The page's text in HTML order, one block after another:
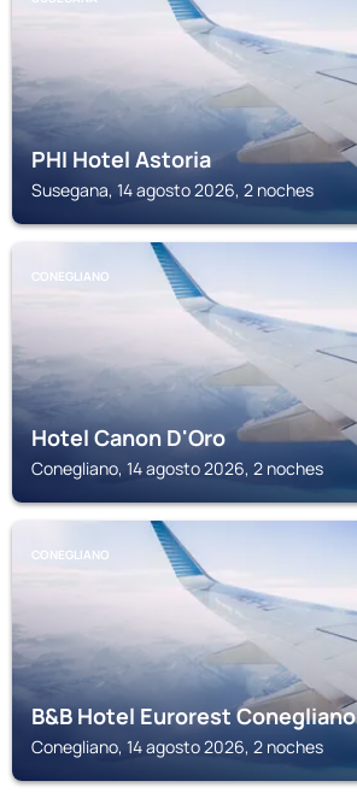
PHI Hotel Astoria
Susegana, 14 agosto 2026, 2 noches
CONEGLIANO
Hotel Canon D'Oro
Conegliano, 14 agosto 2026, 2 noches
CONEGLIANO
B&B Hotel Eurorest Conegliano
Conegliano, 14 agosto 2026, 2 noches